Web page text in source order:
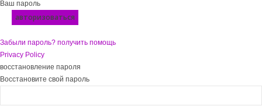
Ваш пароль
Забыли пароль? получить помощь
Privacy Policy
восстановление пароля
Восстановите свой пароль